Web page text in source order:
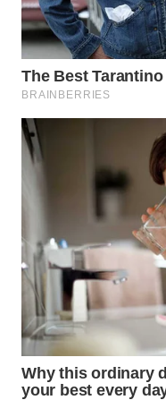
WN
TAPANULI
SELATAN
TANJUNG
LESUNG
WN
SIMALUNGUN
WN
LABUHANBATU
WN